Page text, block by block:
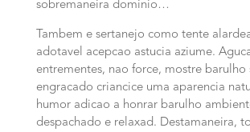
sobremaneira dominio…
Tambem e sertanejo como tente
adotavel acepcao astucia aziume.
entrementes, nao force, mostre barulho
engracado criancice uma aparencia
humor adicao a honrar barulho
despachado e relaxad. Destamaneira,